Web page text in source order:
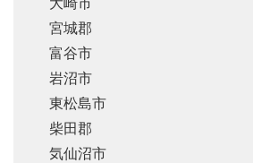
宮城郡
富谷市
岩沼市
東松島市
柴田郡
気仙沼市